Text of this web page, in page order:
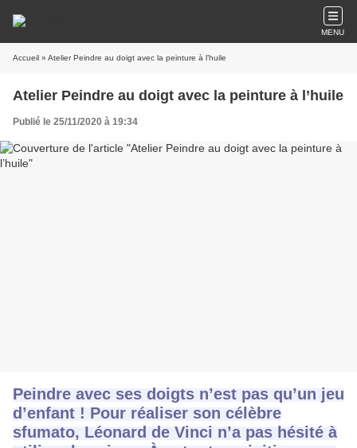
MENU
Accueil » Atelier Peindre au doigt avec la peinture à l’huile
Atelier Peindre au doigt avec la peinture à l’huile
Publié le 25/11/2020 à 19:34
Peindre avec ses doigts n’est pas qu’un jeu
d’enfant ! Pour réaliser son célèbre
sfumato, Léonard de Vinci n’a pas hésité à